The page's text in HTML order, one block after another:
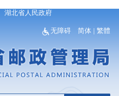
湖北省人民政府
无障碍 简体 |繁體